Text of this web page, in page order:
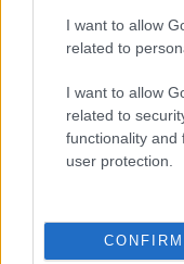
I want to allow
related to
I want to allow
related to
functionality and
user protection.
CONFIRM